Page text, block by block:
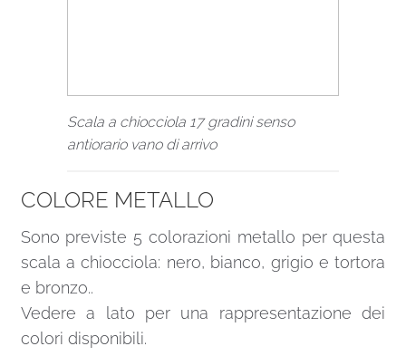
Scala a chiocciola 17 gradini senso
antiorario vano di arrivo
COLORE METALLO
Sono previste 5 colorazioni metallo per questa
scala a chiocciola: nero, bianco, grigio e tortora
e bronzo..
Vedere a lato per una rappresentazione dei
colori disponibili.